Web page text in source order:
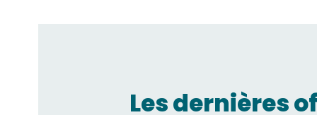
Les dernières